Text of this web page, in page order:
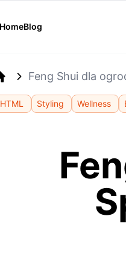
HomeBlog
Feng Shui dla
HTML Styling Wellness